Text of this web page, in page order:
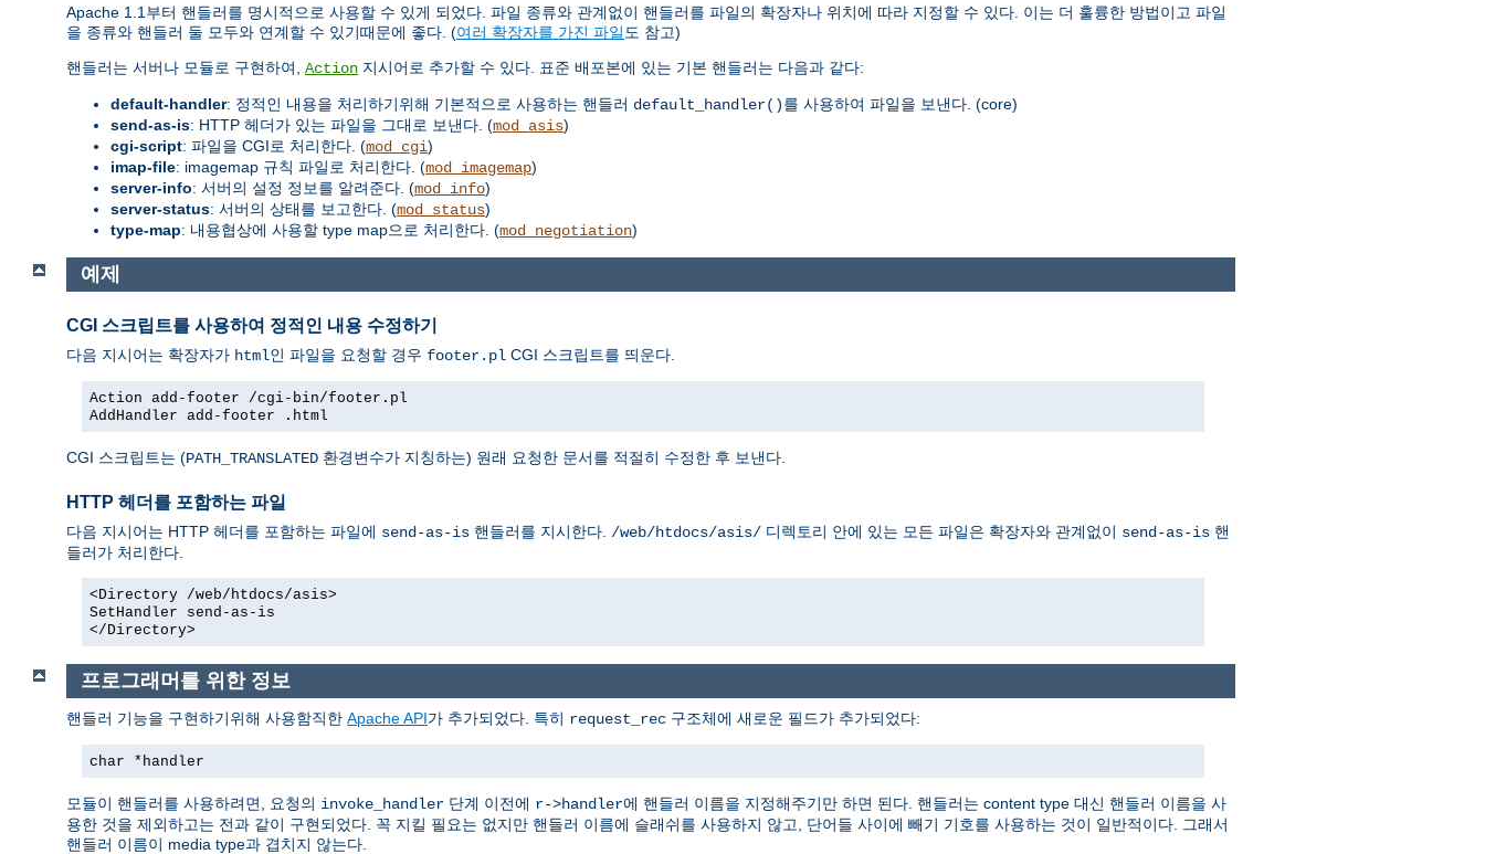
Apache 1.1부터 핸들러를 명시적으로 사용할 수 있게 되었다. 파일 종류와 관계없이 핸들러를 파일의 확장자나 위치에 따라 지정할 수 있다. 이는 더 훌륭한 방법이고 파일
을 종류와 핸들러 둘 모두와 연계할 수 있기때문에 좋다. (여러 확장자를 가진 파일 도 참고)
핸들러는 서버나 모듈로 구현하여, Action 지시어로 추가할 수 있다. 표준 배포본에 있는 기본 핸들러는 다음과 같다:
default-handler: 정적인 내용을 처리하기위해 기본적으로 사용하는 핸들러 default_handler()를 사용하여 파일을 보낸다. (core)
send-as-is: HTTP 헤더가 있는 파일을 그대로 보낸다. (mod_asis)
cgi-script: 파일을 CGI로 처리한다. (mod_cgi)
imap-file: imagemap 규칙 파일로 처리한다. (mod_imagemap)
server-info: 서버의 설정 정보를 알려준다. (mod_info)
server-status: 서버의 상태를 보고한다. (mod_status)
type-map: 내용협상에 사용할 type map으로 처리한다. (mod_negotiation)
예제
CGI 스크립트를 사용하여 정적인 내용 수정하기
다음 지시어는 확장자가 html인 파일을 요청할 경우 footer.pl CGI 스크립트를 띄운다.
Action add-footer /cgi-bin/footer.pl
AddHandler add-footer .html
CGI 스크립트는 (PATH_TRANSLATED 환경변수가 지칭하는) 원래 요청한 문서를 적절히 수정한 후 보낸다.
HTTP 헤더를 포함하는 파일
다음 지시어는 HTTP 헤더를 포함하는 파일에 send-as-is 핸들러를 지시한다. /web/htdocs/asis/ 디렉토리 안에 있는 모든 파일은 확장자와 관계없이 send-as-is 핸
들러가 처리한다.
<Directory /web/htdocs/asis>
SetHandler send-as-is
</Directory>
프로그래머를 위한 정보
핸들러 기능을 구현하기위해 사용함직한 Apache API가 추가되었다. 특히 request_rec 구조체에 새로운 필드가 추가되었다:
char *handler
모듈이 핸들러를 사용하려면, 요청의 invoke_handler 단계 이전에 r->handler에 핸들러 이름을 지정해주기만 하면 된다. 핸들러는 content type 대신 핸들러 이름을 사
용한 것을 제외하고는 전과 같이 구현되었다. 꼭 지킬 필요는 없지만 핸들러 이름에 슬래쉬를 사용하지 않고, 단어들 사이에 빼기 기호를 사용하는 것이 일반적이다. 그래서
핸들러 이름이 media type과 겹치지 않는다.